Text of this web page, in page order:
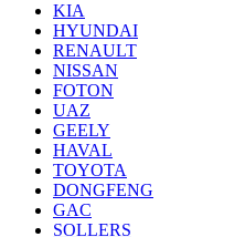
KIA
HYUNDAI
RENAULT
NISSAN
FOTON
UAZ
GEELY
HAVAL
TOYOTA
DONGFENG
GAC
SOLLERS